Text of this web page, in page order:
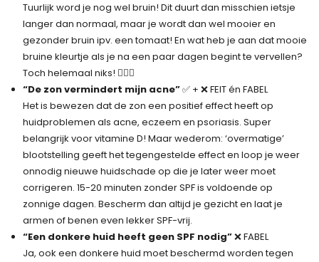
Tuurlijk word je nog wel bruin! Dit duurt dan misschien ietsje
langer dan normaal, maar je wordt dan wel mooier en
gezonder bruin ipv. een tomaat! En wat heb je aan dat mooie
bruine kleurtje als je na een paar dagen begint te vervellen?
Toch helemaal niks! 🤷🏻‍♀️
“De zon vermindert mijn acne”✅ + ❌ FEIT én FABEL
Het is bewezen dat de zon een positief effect heeft op
huidproblemen als acne, eczeem en psoriasis. Super
belangrijk voor vitamine D! Maar wederom: ‘overmatige’
blootstelling geeft het tegengestelde effect en loop je weer
onnodig nieuwe huidschade op die je later weer moet
corrigeren. 15-20 minuten zonder SPF is voldoende op
zonnige dagen. Bescherm dan altijd je gezicht en laat je
armen of benen even lekker SPF-vrij.
“Een donkere huid heeft geen SPF nodig”❌ FABEL
Ja, ook een donkere huid moet beschermd worden tegen